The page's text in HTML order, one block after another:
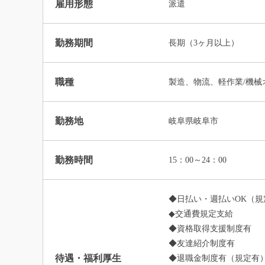
雇用形態 派遣
勤務期間 長期（3ヶ月以上）
職種 製造、物流、軽作業/機械
勤務地 岐阜県岐阜市
勤務時間 15：00～24：00
待遇・福利厚生
◆日払い・週払いOK（規
◆交通費規定支給
◆資格取得支援制度有
◆友達紹介制度有
◆退職金制度有（規定有）